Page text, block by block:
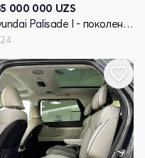
000 000 UZS
Hyundai Palisade I - поколение рестайлинг